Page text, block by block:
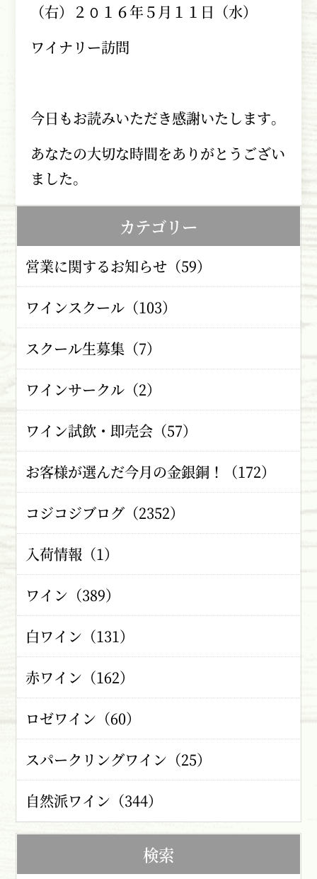
（右）２０１６年５月１１日（水）
ワイナリー訪問
今日もお読みいただき感謝いたします。
あなたの大切な時間をありがとうござい
ました。
カテゴリー
営業に関するお知らせ（59）
ワインスクール（103）
スクール生募集（7）
ワインサークル（2）
ワイン試飲・即売会（57）
お客様が選んだ今月の金銀銅！（172）
コジコジブログ（2352）
入荷情報（1）
ワイン（389）
白ワイン（131）
赤ワイン（162）
ロゼワイン（60）
スパークリングワイン（25）
自然派ワイン（344）
検索